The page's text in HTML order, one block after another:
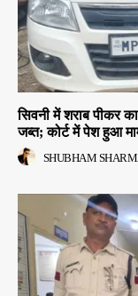
सिवनी में शराब पीकर
जब्त; कोर्ट में पेश हुआ
SHUBHAM